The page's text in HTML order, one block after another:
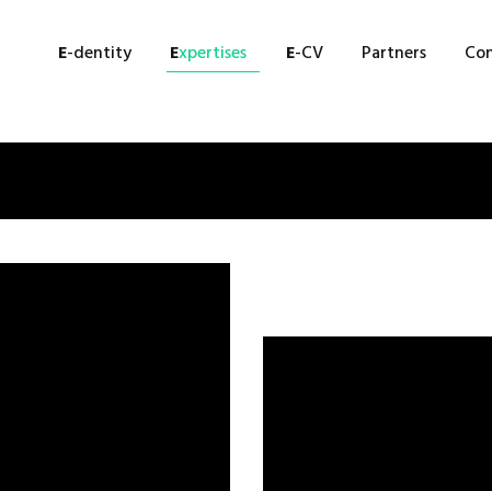
E-dentity Expertises E-CV Partners
XPERTISES
E-CV